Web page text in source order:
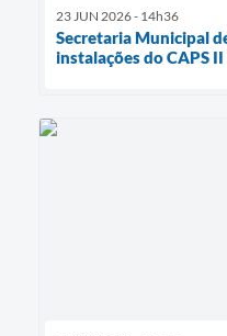
23 JUN 2026 - 14h36
Secretaria Municipal
instalações do CAPS II